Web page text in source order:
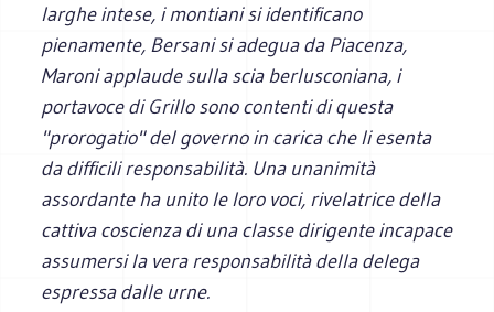
larghe intese, i montiani si identificano
pienamente, Bersani si adegua da Piacenza,
Maroni applaude sulla scia berlusconiana, i
portavoce di Grillo sono contenti di questa
"prorogatio" del governo in carica che li esenta
da difficili responsabilità. Una unanimità
assordante ha unito le loro voci, rivelatrice della
cattiva coscienza di una classe dirigente incapace
assumersi la vera responsabilità della delega
espressa dalle urne.